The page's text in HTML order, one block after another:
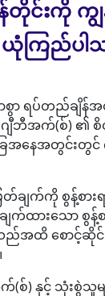
င်းကို ကျွ
ယုံကြည်ပါ
မာစွာ ရပ်တည်ချိ
ျီဘီအက်(စ်) ၏
ြေအနေအတွင်း
တ်ချက်ကို စွန့်
ထားသော စွန့်စ
သည်အထိ စောင့်
) နှင့် သုံးစွဲသူမ